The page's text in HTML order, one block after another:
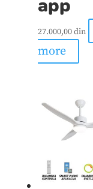
app
27.000,00din
more